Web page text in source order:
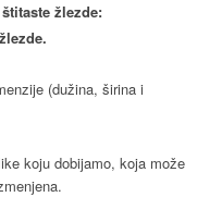
žlezde:
(dužina, širina i
koju dobijamo, koja može